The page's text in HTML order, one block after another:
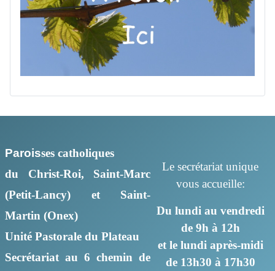
Paroisses catholiques
du Christ-Roi, Saint-Marc
(Petit-Lancy) et Saint-
Martin (Onex)
Unité Pastorale du Plateau
Secrétariat au 6 chemin de
Le secrétariat unique
vous accueille:
Du lundi au vendredi
de 9h à 12h
et le lundi après-midi
de 13h30 à 17h30